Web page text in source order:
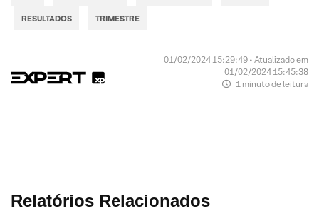
RESULTADOS TRIMESTRE
01/02/2024 15:29:49 • Atualizado em
01/02/2024 15:45:38
1 minuto de leitura
Relatórios Relacionados